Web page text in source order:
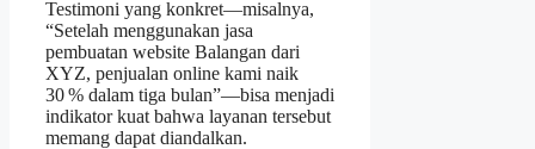
Testimoni yang konkret—misalnya,
“Setelah menggunakan jasa
pembuatan website Balangan dari
XYZ, penjualan online kami naik
30 % dalam tiga bulan”—bisa menjadi
indikator kuat bahwa layanan tersebut
memang dapat diandalkan.